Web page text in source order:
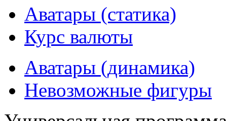
Аватары (статика)
Курс валюты
Аватары (динамика)
Невозможные фигуры